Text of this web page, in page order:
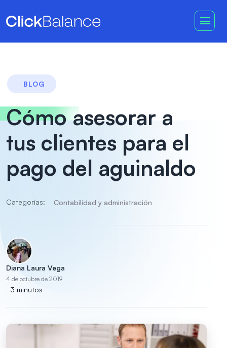
BLOG
Cómo asesorar a
tus clientes para el
pago del aguinaldo
Categorías: Contabilidad y administración
Diana Laura Vega
4 de octubre de 2019
3 minutos